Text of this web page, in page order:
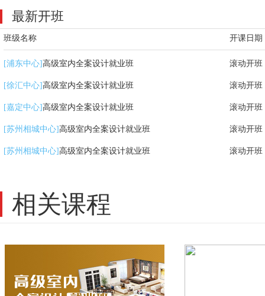
最新开班
班级名称 开课日期
[浦东中心]高级室内全案设计就业班 滚动开班
[徐汇中心]高级室内全案设计就业班 滚动开班
[嘉定中心]高级室内全案设计就业班 滚动开班
[苏州相城中心]高级室内全案设计就业班 滚动开班
[苏州相城中心]高级室内全案设计就业班 滚动开班
相关课程